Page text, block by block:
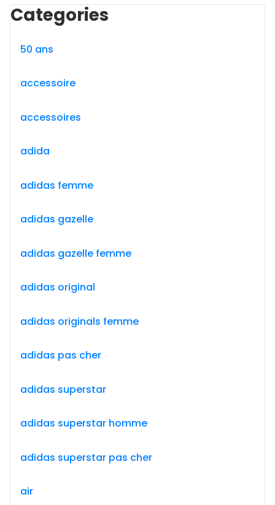
Categories
50 ans
accessoire
accessoires
adida
adidas femme
adidas gazelle
adidas gazelle femme
adidas original
adidas originals femme
adidas pas cher
adidas superstar
adidas superstar homme
adidas superstar pas cher
air